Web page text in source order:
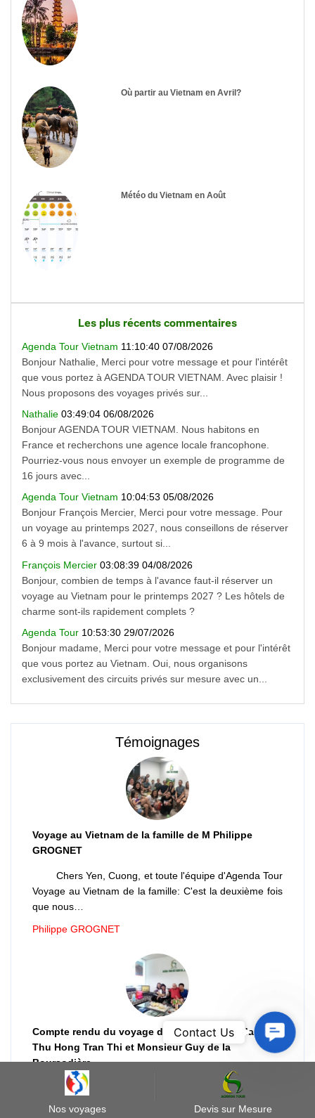
Où partir au Vietnam en Avril?
Météo du Vietnam en Août
Les plus récents commentaires
Agenda Tour Vietnam 11:10:40 07/08/2026
Bonjour Nathalie, Merci pour votre message et pour l'intérêt
que vous portez à AGENDA TOUR VIETNAM. Avec plaisir !
Nous proposons des voyages privés sur...
Nathalie 03:49:04 06/08/2026
Bonjour AGENDA TOUR VIETNAM. Nous habitons en
France et recherchons une agence locale francophone.
Pourriez-vous nous envoyer un exemple de programme de
16 jours avec...
Agenda Tour Vietnam 10:04:53 05/08/2026
Bonjour François Mercier, Merci pour votre message. Pour
un voyage au printemps 2027, nous conseillons de réserver
6 à 9 mois à l'avance, surtout si...
François Mercier 03:08:39 04/08/2026
Bonjour, combien de temps à l'avance faut-il réserver un
voyage au Vietnam pour le printemps 2027 ? Les hôtels de
charme sont-ils rapidement complets ?
Agenda Tour 10:53:30 29/07/2026
Bonjour madame, Merci pour votre message et pour l'intérêt
que vous portez au Vietnam. Oui, nous organisons
exclusivement des circuits privés sur mesure avec un...
Témoignages
Voyage au Vietnam de la famille de M Philippe
GROGNET
Chers Yen, Cuong, et toute l'équipe d'Agenda Tour
Voyage au Vietnam de la famille: C'est la deuxième fois
que nous…
Philippe GROGNET
Compte rendu du voyage de 66 jours de madame
Thu Hong Tran Thi et Monsieur Guy de la
Boursodière
Voyage de 66 jours de madame Thu Hong Tran
Thi et Monsieur Guy de la Boursodière Monsieur Ngô
Nos voyages Devis sur Mesure
Contact
Contact Us